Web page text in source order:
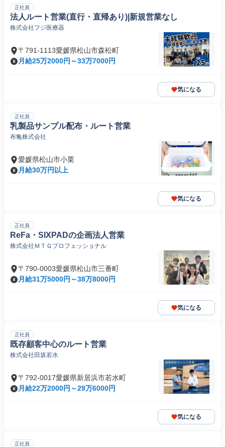
正社員
法人ルート営業(直行・直帰あり)|新規営業なし
株式会社フジ医療器
〒791-1113愛媛県松山市森松町
月給25万2000円～33万7000円
気になる
正社員
乳製品サンプル配布・ルート営業
布亀株式会社
愛媛県松山市小栗
月給30万円以上
気になる
正社員
ReFa・SIXPADの企画法人営業
株式会社ＭＴＧプロフェッショナル
〒790-0003愛媛県松山市三番町
月給31万5000円～38万8000円
気になる
正社員
既存顧客中心のルート営業
株式会社田坂若水
〒792-0017愛媛県新居浜市若水町
月給22万2000円～29万6000円
気になる
正社員